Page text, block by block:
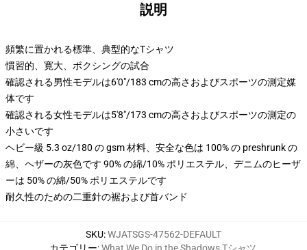
説明
頻繁に置かれる標準、典型的なTシャツ
慣習的、寛大、ボクシングの試合
確認される男性モデルは6'0"/183 cmの高さおよびスポーツの測定媒
体です
確認される女性モデルは5'8"/173 cmの高さおよびスポーツの測定の
小さいです
ヘビー級 5.3 oz/180 の gsm 材料、安全な色は 100% の preshrunk の
綿、ヘザーの灰色です 90% の綿/10% ポリエステル、デニムのヒーザ
ーは 50% の綿/50% ポリエステルです
耐久性のための二重針の裾および首バンド
SKU:WJATSGS-47562-DEFAULT